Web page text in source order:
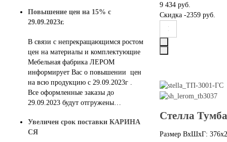
9 434 руб.
Скидка -2359 руб.
Стелла
Размер ВхШхГ:
Повышение цен на 15% с
29.09.2023г.
В связи с непрекращающимся ростом
цен на материалы и комплектующие
Мебельная фабрика ЛЕРОМ
информирует Вас о повышении цен
на всю продукцию с 29.09.2023г .
Все оформленные заказы до
29.09.2023 будут отгружены…
Увеличен срок поставки КАРИНА
СЯ